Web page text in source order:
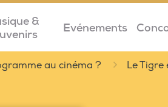
&
Evénements
au cinéma ? Le Tigre